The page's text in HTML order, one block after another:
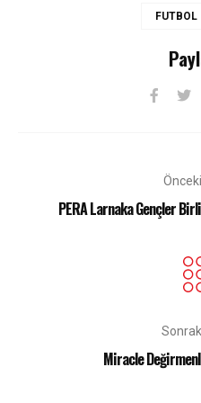
FUTBOL
PERA Larnaka Gençler
Miracle